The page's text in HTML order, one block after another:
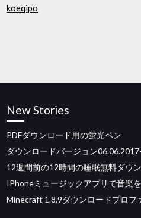
koeqipo
New Stories
PDFダウンロード用の蛍光ペン
ダウンロードバージョン
12週間前の12時間の睡眠無料ダウ
IPhoneミュージックアプリで音楽
Minecraft 1.8,9ダウンロードプロフ